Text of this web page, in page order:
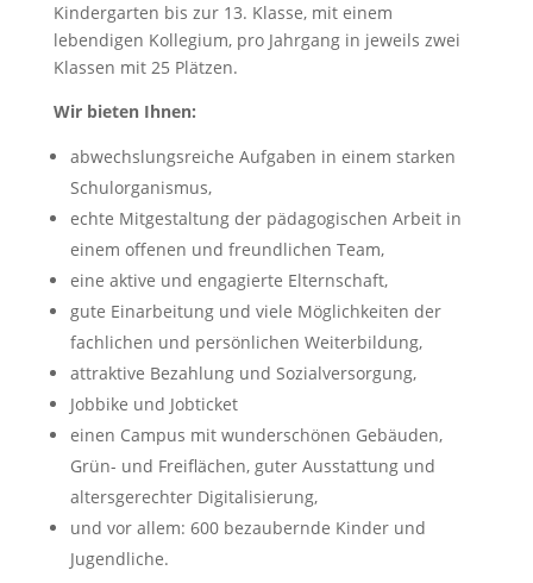
Kindergarten bis zur 13. Klasse, mit einem
lebendigen Kollegium, pro Jahrgang in jeweils zwei
Klassen mit 25 Plätzen.
Wir bieten Ihnen:
abwechslungsreiche Aufgaben in einem starken
Schulorganismus,
echte Mitgestaltung der pädagogischen Arbeit in
einem offenen und freundlichen Team,
eine aktive und engagierte Elternschaft,
gute Einarbeitung und viele Möglichkeiten der
fachlichen und persönlichen Weiterbildung,
attraktive Bezahlung und Sozialversorgung,
Jobbike und Jobticket
einen Campus mit wunderschönen Gebäuden,
Grün- und Freiflächen, guter Ausstattung und
altersgerechter Digitalisierung,
und vor allem: 600 bezaubernde Kinder und
Jugendliche.